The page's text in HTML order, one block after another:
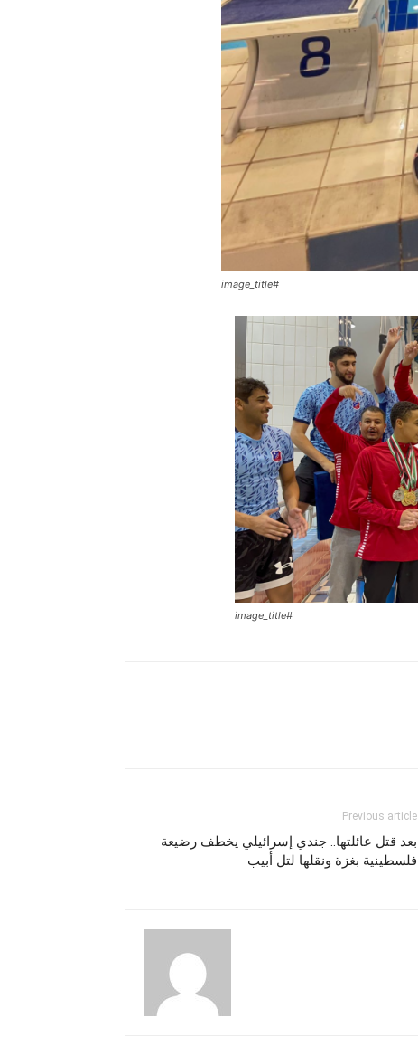
#image_title
#image_title
Previous article
بعد قتل عائلتها.. جندي إسرائيلي يخطف رضيعة
فلسطينية بغزة ونقلها لتل أبيب